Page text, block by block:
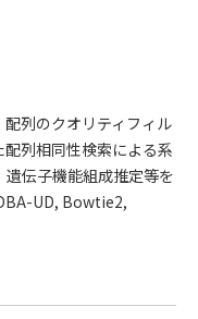
列のクオリティフィル
列相同性検索による系
伝子機能組成推定等を
UD, Bowtie2,